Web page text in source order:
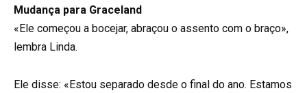
Mudança para Graceland
«Ele começou a bocejar, abraçou o assento com o braço»,
lembra Linda.
Ele disse: «Estou separado desde o final do ano. Estamos